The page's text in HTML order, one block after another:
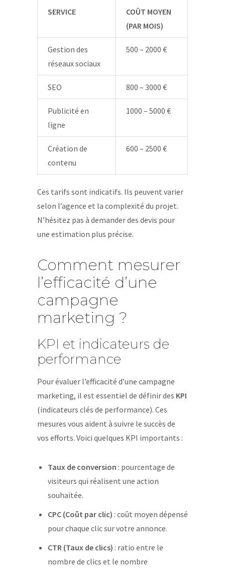
SERVICE
COÛT MOYEN
(PAR MOIS)
Gestion des
réseaux sociaux
500 – 2000 €
SEO 800 – 3000 €
Publicité en
ligne
1000 – 5000 €
Création de
contenu
600 – 2500 €
Ces tarifs sont indicatifs. Ils peuvent varier
selon l’agence et la complexité du projet.
N’hésitez pas à demander des devis pour
une estimation plus précise.
Comment mesurer
l’efficacité d’une
campagne
marketing ?
KPI et indicateurs de
performance
Pour évaluer l’efficacité d’une campagne
marketing, il est essentiel de définir des KPI
(indicateurs clés de performance). Ces
mesures vous aident à suivre le succès de
vos efforts. Voici quelques KPI importants :
Taux de conversion : pourcentage de
visiteurs qui réalisent une action
souhaitée.
CPC (Coût par clic) : coût moyen dépensé
pour chaque clic sur votre annonce.
CTR (Taux de clics) : ratio entre le
nombre de clics et le nombre